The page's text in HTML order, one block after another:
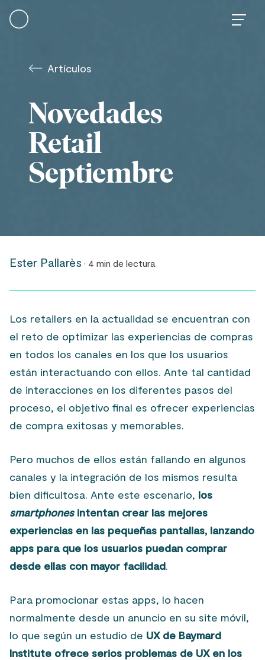
Artículos
Novedades
Retail
Septiembre
Ester Pallarès · 4 min de lectura
Los retailers en la actualidad se encuentran con
el reto de optimizar las experiencias de compras
en todos los canales en los que los usuarios
están interactuando con ellos. Ante tal cantidad
de interacciones en los diferentes pasos del
proceso, el objetivo final es ofrecer experiencias
de compra exitosas y memorables.
Pero muchos de ellos están fallando en algunos
canales y la integración de los mismos resulta
bien dificultosa. Ante este escenario, los
smartphonesintentan crear las mejores
experiencias en las pequeñas pantallas, lanzando
apps para que los usuarios puedan comprar
desde ellas con mayor facilidad.
Para promocionar estas apps, lo hacen
normalmente desde un anuncio en su site móvil,
lo que según un estudio de UX de Baymard
Institute ofrece serios problemas de UX en los